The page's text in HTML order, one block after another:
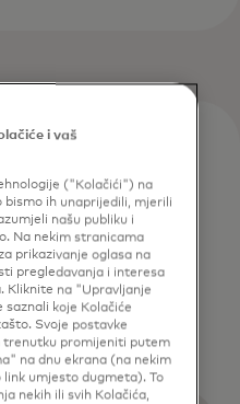
end pristup
iskustvo za
i vaš
("Kolačići") na
bismo ih unaprijedili, mjerili
našu publiku i
Na nekim stranicama
prikazivanje oglasa na
pregledavanja i interesa
Kliknite na "Upravljanje
saznali koje Kolačiće
Svoje postavke
trenutku promijeniti putem
na dnu ekrana (na nekim
umjesto dugmeta). To
nekih ili svih Kolačića,